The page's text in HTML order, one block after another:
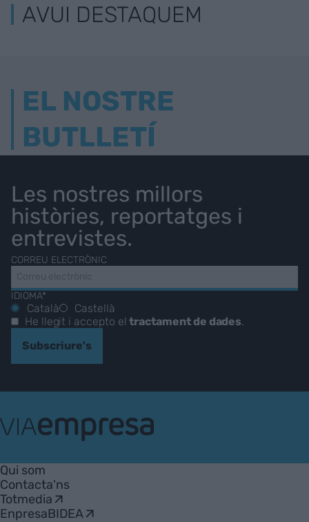
AVUI DESTAQUEM
EL NOSTRE
BUTLLETÍ
Les nostres millors
històries, reportatges i
entrevistes.
CORREU ELECTRÒNIC
IDIOMA*
Català
Castellà
He llegit i accepto eltractament de dades.
Subscriure's
Empresa
Qui som
Contacta'ns
Totmedia
EnpresaBIDEA